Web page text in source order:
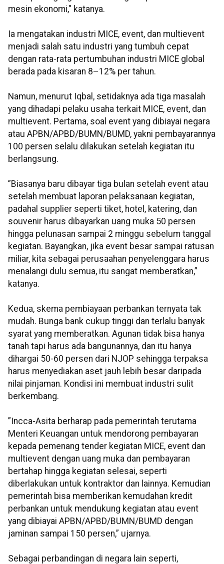
mesin ekonomi," katanya.
Ia mengatakan industri MICE, event, dan multievent
menjadi salah satu industri yang tumbuh cepat
dengan rata-rata pertumbuhan industri MICE global
berada pada kisaran 8–12% per tahun.
Namun, menurut Iqbal, setidaknya ada tiga masalah
yang dihadapi pelaku usaha terkait MICE, event, dan
multievent. Pertama, soal event yang dibiayai negara
atau APBN/APBD/BUMN/BUMD, yakni pembayarannya
100 persen selalu dilakukan setelah kegiatan itu
berlangsung.
”Biasanya baru dibayar tiga bulan setelah event atau
setelah membuat laporan pelaksanaan kegiatan,
padahal supplier seperti tiket, hotel, katering, dan
souvenir harus dibayarkan uang muka 50 persen
hingga pelunasan sampai 2 minggu sebelum tanggal
kegiatan. Bayangkan, jika event besar sampai ratusan
miliar, kita sebagai perusaahan penyelenggara harus
menalangi dulu semua, itu sangat memberatkan,”
katanya.
Kedua, skema pembiayaan perbankan ternyata tak
mudah. Bunga bank cukup tinggi dan terlalu banyak
syarat yang memberatkan. Agunan tidak bisa hanya
tanah tapi harus ada bangunannya, dan itu hanya
dihargai 50-60 persen dari NJOP sehingga terpaksa
harus menyediakan aset jauh lebih besar daripada
nilai pinjaman. Kondisi ini membuat industri sulit
berkembang.
”Incca-Asita berharap pada pemerintah terutama
Menteri Keuangan untuk mendorong pembayaran
kepada pemenang tender kegiatan MICE, event dan
multievent dengan uang muka dan pembayaran
bertahap hingga kegiatan selesai, seperti
diberlakukan untuk kontraktor dan lainnya. Kemudian
pemerintah bisa memberikan kemudahan kredit
perbankan untuk mendukung kegiatan atau event
yang dibiayai APBN/APBD/BUMN/BUMD dengan
jaminan sampai 150 persen,” ujarnya.
Sebagai perbandingan di negara lain seperti,